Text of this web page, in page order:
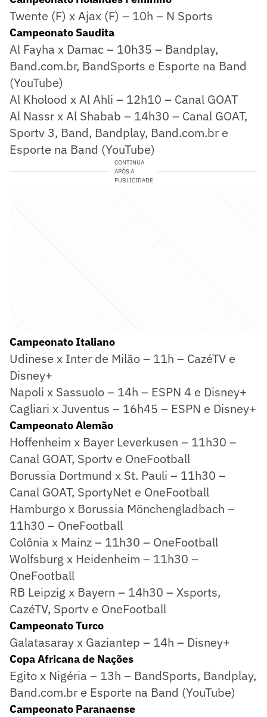
Twente (F) x Ajax (F) – 10h – N Sports
Campeonato Saudita
Al Fayha x Damac – 10h35 – Bandplay,
Band.com.br, BandSports e Esporte na Band
(YouTube)
Al Kholood x Al Ahli – 12h10 – Canal GOAT
Al Nassr x Al Shabab – 14h30 – Canal GOAT,
Sportv 3, Band, Bandplay, Band.com.br e
Esporte na Band (YouTube)
CONTINUA
APÓS A
PUBLICIDADE
Campeonato Italiano
Udinese x Inter de Milão – 11h – CazéTV e
Disney+
Napoli x Sassuolo – 14h – ESPN 4 e Disney+
Cagliari x Juventus – 16h45 – ESPN e Disney+
Campeonato Alemão
Hoffenheim x Bayer Leverkusen – 11h30 –
Canal GOAT, Sportv e OneFootball
Borussia Dortmund x St. Pauli – 11h30 –
Canal GOAT, SportyNet e OneFootball
Hamburgo x Borussia Mönchengladbach –
11h30 – OneFootball
Colônia x Mainz – 11h30 – OneFootball
Wolfsburg x Heidenheim – 11h30 –
OneFootball
RB Leipzig x Bayern – 14h30 – Xsports,
CazéTV, Sportv e OneFootball
Campeonato Turco
Galatasaray x Gaziantep – 14h – Disney+
Copa Africana de Nações
Egito x Nigéria – 13h – BandSports, Bandplay,
Band.com.br e Esporte na Band (YouTube)
Campeonato Paranaense